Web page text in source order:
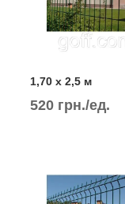
1,70 х 2,5 м
520 грн./ед.